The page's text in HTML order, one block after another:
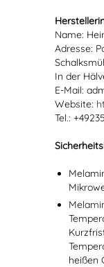
Name:
Adresse:
In der
E-Mail:
Website:
Tel.:
heißen